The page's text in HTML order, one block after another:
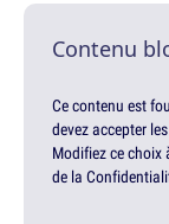
Contenu
Ce contenu est
devez accepter
Modifiez ce choix
de la